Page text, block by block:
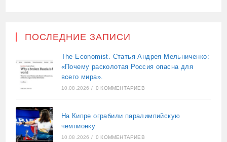
ПОСЛЕДНИЕ ЗАПИСИ
The Economist. Статья Андрея Мельниченко:
«Почему расколотая Россия опасна для
всего мира».
10.08.2026 / 0 КОММЕНТАРИЕВ
На Кипре ограбили паралимпийскую
чемпионку
10.08.2026 / 0 КОММЕНТАРИЕВ